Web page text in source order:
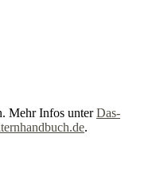
Mehr Infos unterDas-
.